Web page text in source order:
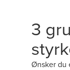
3
Ønsker du